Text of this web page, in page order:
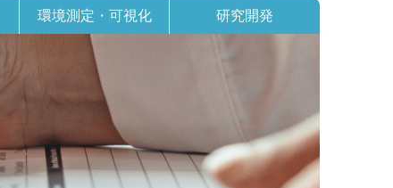
環境測定・可視化 研究開発